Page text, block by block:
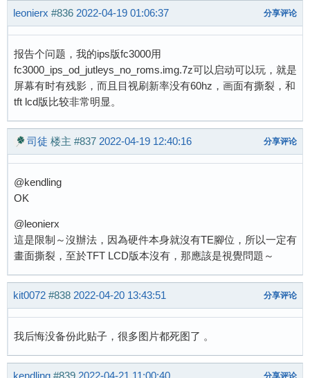
leonierx #836 2022-04-19 01:06:37 分享评论
报告个问题，我的ips版fc3000用
fc3000_ips_od_jutleys_no_roms.img.7z可以启动可以玩，就是
屏幕有时有残影，而且目视刷新率没有60hz，画面有撕裂，和
tft lcd版比较非常明显。
司徒 楼主 #837 2022-04-19 12:40:16 分享评论
@kendling
OK
@leonierx
這是限制～沒辦法，因為硬件本身就沒有TE腳位，所以一定有
畫面撕裂，至於TFT LCD版本沒有，那應該是視覺問題～
kit0072 #838 2022-04-20 13:43:51 分享评论
我后悔没备份此贴子，很多图片都死图了 。
分享评论